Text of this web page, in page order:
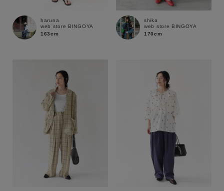
キーワード
MENS KIDS
haruna
web store BINGOYA
163cm
shika
web store BINGOYA
170cm